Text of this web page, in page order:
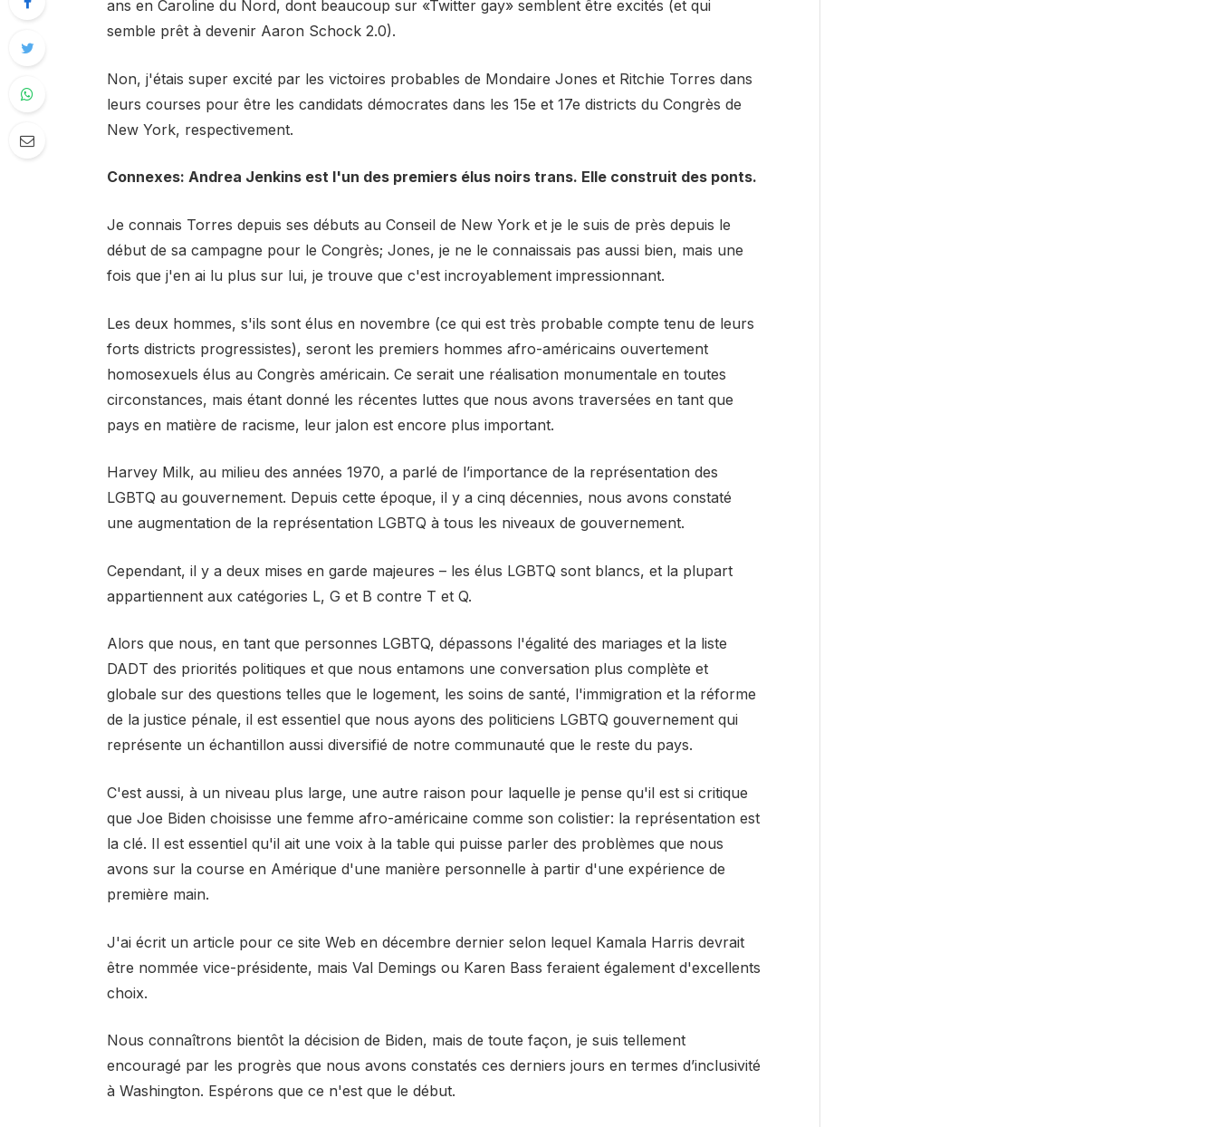
ans en Caroline du Nord, dont beaucoup sur «Twitter gay» semblent être excités (et qui
semble prêt à devenir Aaron Schock 2.0).
Non, j'étais super excité par les victoires probables de Mondaire Jones et Ritchie Torres dans
leurs courses pour être les candidats démocrates dans les 15e et 17e districts du Congrès de
New York, respectivement.
Connexes: Andrea Jenkins est l'un des premiers élus noirs trans. Elle construit des ponts.
Je connais Torres depuis ses débuts au Conseil de New York et je le suis de près depuis le
début de sa campagne pour le Congrès; Jones, je ne le connaissais pas aussi bien, mais une
fois que j'en ai lu plus sur lui, je trouve que c'est incroyablement impressionnant.
Les deux hommes, s'ils sont élus en novembre (ce qui est très probable compte tenu de leurs
forts districts progressistes), seront les premiers hommes afro-américains ouvertement
homosexuels élus au Congrès américain. Ce serait une réalisation monumentale en toutes
circonstances, mais étant donné les récentes luttes que nous avons traversées en tant que
pays en matière de racisme, leur jalon est encore plus important.
Harvey Milk, au milieu des années 1970, a parlé de l’importance de la représentation des
LGBTQ au gouvernement. Depuis cette époque, il y a cinq décennies, nous avons constaté
une augmentation de la représentation LGBTQ à tous les niveaux de gouvernement.
Cependant, il y a deux mises en garde majeures – les élus LGBTQ sont blancs, et la plupart
appartiennent aux catégories L, G et B contre T et Q.
Alors que nous, en tant que personnes LGBTQ, dépassons l'égalité des mariages et la liste
DADT des priorités politiques et que nous entamons une conversation plus complète et
globale sur des questions telles que le logement, les soins de santé, l'immigration et la réforme
de la justice pénale, il est essentiel que nous ayons des politiciens LGBTQ gouvernement qui
représente un échantillon aussi diversifié de notre communauté que le reste du pays.
C'est aussi, à un niveau plus large, une autre raison pour laquelle je pense qu'il est si critique
que Joe Biden choisisse une femme afro-américaine comme son colistier: la représentation est
la clé. Il est essentiel qu'il ait une voix à la table qui puisse parler des problèmes que nous
avons sur la course en Amérique d'une manière personnelle à partir d'une expérience de
première main.
J'ai écrit un article pour ce site Web en décembre dernier selon lequel Kamala Harris devrait
être nommée vice-présidente, mais Val Demings ou Karen Bass feraient également d'excellents
choix.
Nous connaîtrons bientôt la décision de Biden, mais de toute façon, je suis tellement
encouragé par les progrès que nous avons constatés ces derniers jours en termes d’inclusivité
à Washington. Espérons que ce n'est que le début.